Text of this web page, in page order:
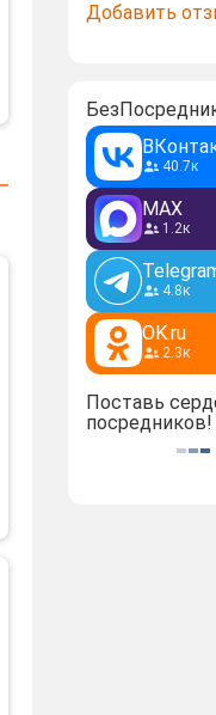
Добавить
40.7к
MAX
1.2к
4.8к
OK.ru
2.3к
Поставь
посредников!